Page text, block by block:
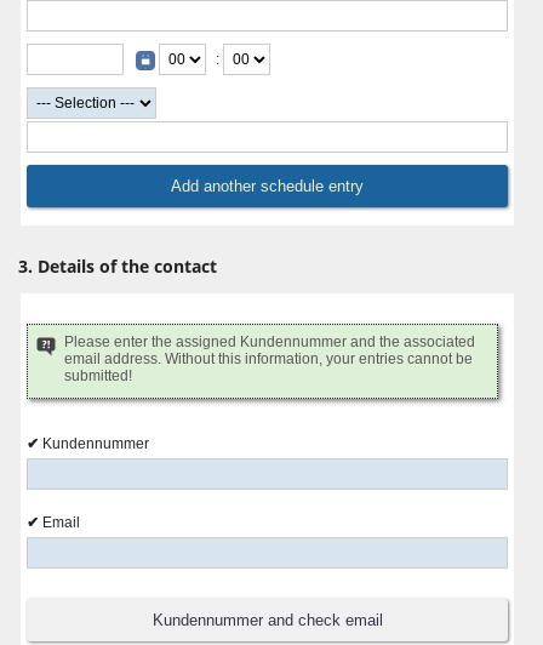
:
3. Details of the contact
Please enter the assigned Kundennummer and the associated
email address. Without this information, your entries cannot be
submitted!
Kundennummer
Email